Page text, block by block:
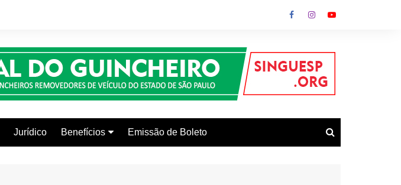
Jurídico Benefícios Emissão de Boleto